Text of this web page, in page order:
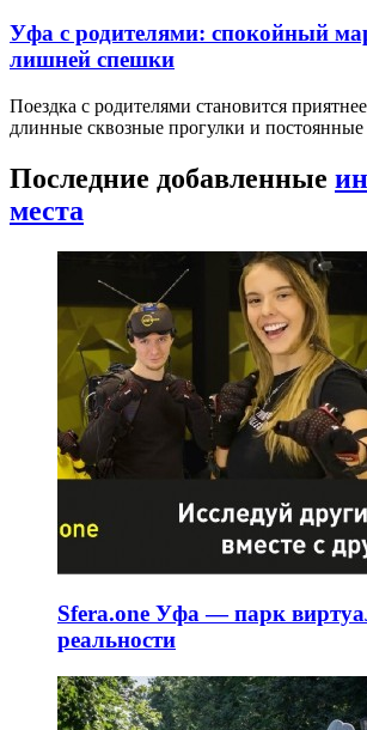
Уфа с родителями: спокойный
лишней спешки
Поездка с родителями становится
длинные сквозные прогулки и
Последние добавленные
места
Sfera.one Уфа — парк
реальности